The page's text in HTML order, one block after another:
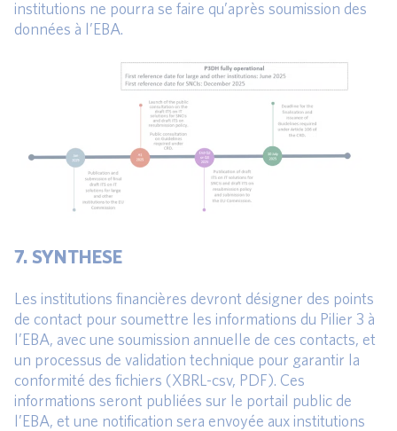
institutions ne pourra se faire qu’après soumission des
données à l’EBA.
7. SYNTHESE
Les institutions financières devront désigner des points
de contact pour soumettre les informations du Pilier 3 à
l’EBA, avec une soumission annuelle de ces contacts, et
un processus de validation technique pour garantir la
conformité des fichiers (XBRL-csv, PDF). Ces
informations seront publiées sur le portail public de
l’EBA, et une notification sera envoyée aux institutions